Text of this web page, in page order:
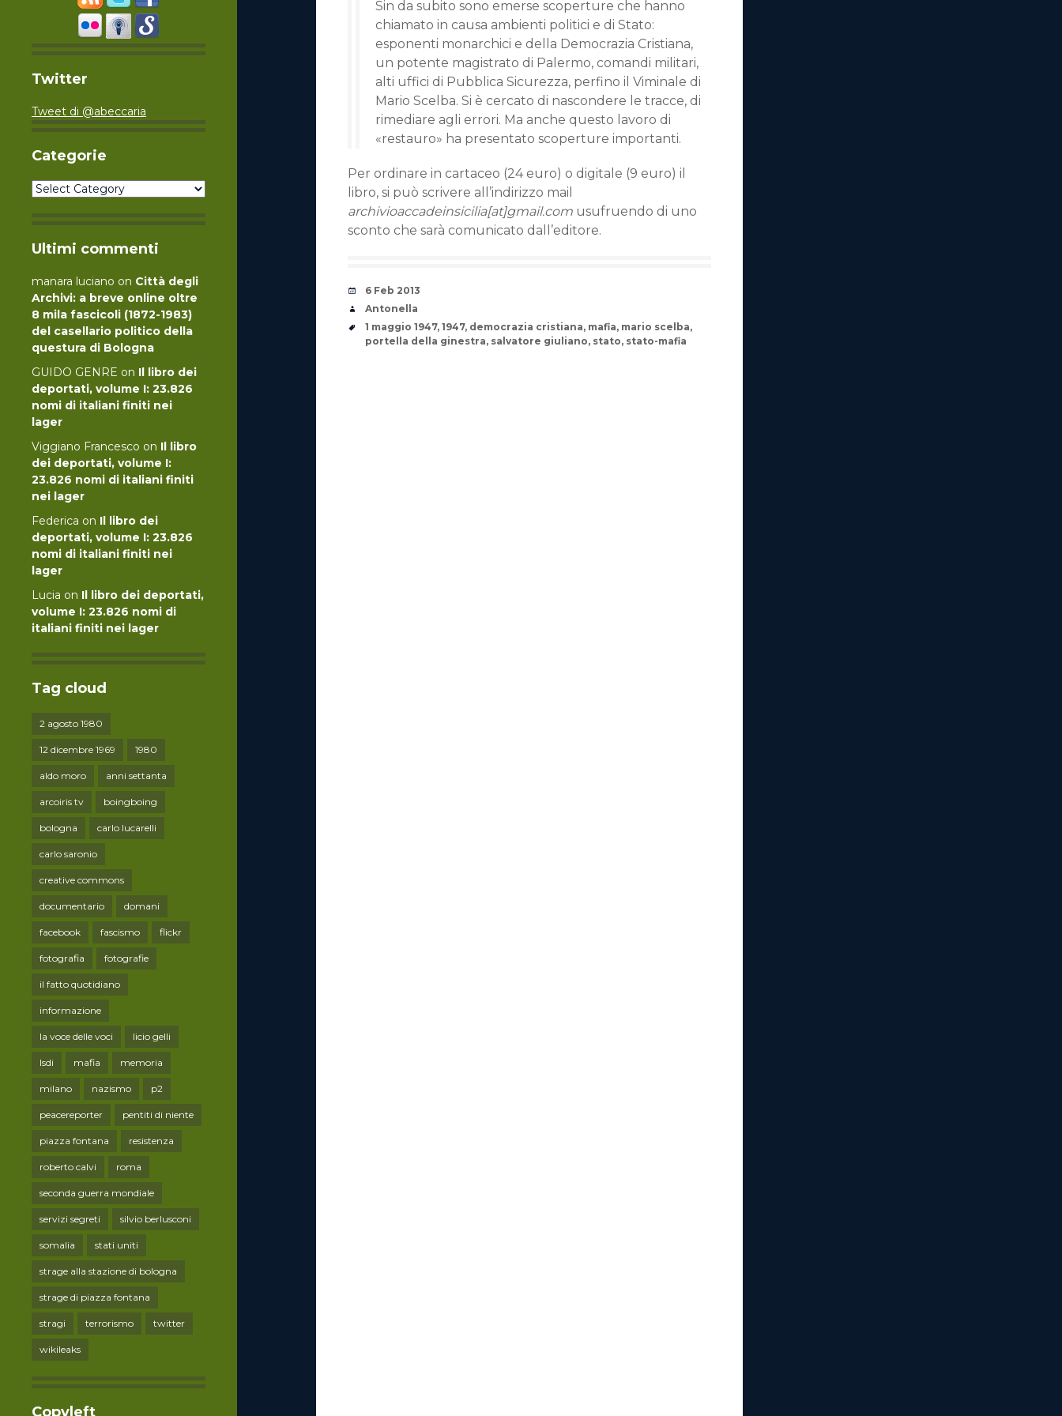
Twitter
Tweet di @abeccaria
Categorie
Categorie
Ultimi commenti
manara luciano on Città degli
Archivi: a breve online oltre
8 mila fascicoli (1872-1983)
del casellario politico della
questura di Bologna
GUIDO GENRE on Il libro dei
deportati, volume I: 23.826
nomi di italiani finiti nei
lager
Viggiano Francesco on Il libro
dei deportati, volume I:
23.826 nomi di italiani finiti
nei lager
Federica on Il libro dei
deportati, volume I: 23.826
nomi di italiani finiti nei
lager
Lucia on Il libro dei deportati,
volume I: 23.826 nomi di
italiani finiti nei lager
Tag cloud
2 agosto 1980
12 dicembre 1969 1980
aldo moro anni settanta
arcoiris tv boingboing
bologna carlo lucarelli
carlo saronio
creative commons
documentario domani
facebook fascismo flickr
fotografia fotografie
il fatto quotidiano
informazione
la voce delle voci licio gelli
lsdi mafia memoria
milano nazismo p2
peacereporter pentiti di niente
piazza fontana resistenza
roberto calvi roma
seconda guerra mondiale
servizi segreti silvio berlusconi
somalia stati uniti
strage alla stazione di bologna
strage di piazza fontana
stragi terrorismo twitter
wikileaks
Copyleft
Sin da subito sono emerse scoperture che hanno
chiamato in causa ambienti politici e di Stato:
esponenti monarchici e della Democrazia Cri­stiana,
un potente magistrato di Palermo, comandi militari,
alti uffici di Pubblica Sicurezza, perfino il Viminale di
Mario Scel­ba. Si è cercato di nascondere le tracce, di
rimediare agli errori. Ma anche questo lavoro di
«restauro» ha presentato scoperture importanti.
Per ordinare in cartaceo (24 euro) o digitale (9 euro) il
libro, si può scrivere all’indirizzo mail
archivioaccadeinsicilia[at]gmail.com usufruendo di uno
sconto che sarà comunicato dall’editore.
Date
6 Feb 2013
Author
Antonella
Tags
1 maggio 1947, 1947, democrazia cristiana, mafia, mario scelba,
portella della ginestra, salvatore giuliano, stato, stato-mafia